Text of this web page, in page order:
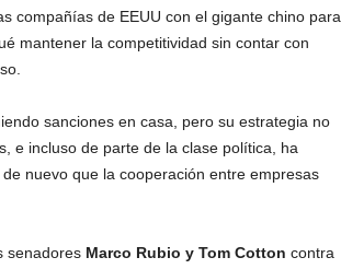
compañías de EEUU con el gigante chino para
mantener la competitividad sin contar con
sanciones en casa, pero su estrategia no
e incluso de parte de la clase política, ha
nuevo que la cooperación entre empresas
senadores Marco Rubio y Tom Cotton contra